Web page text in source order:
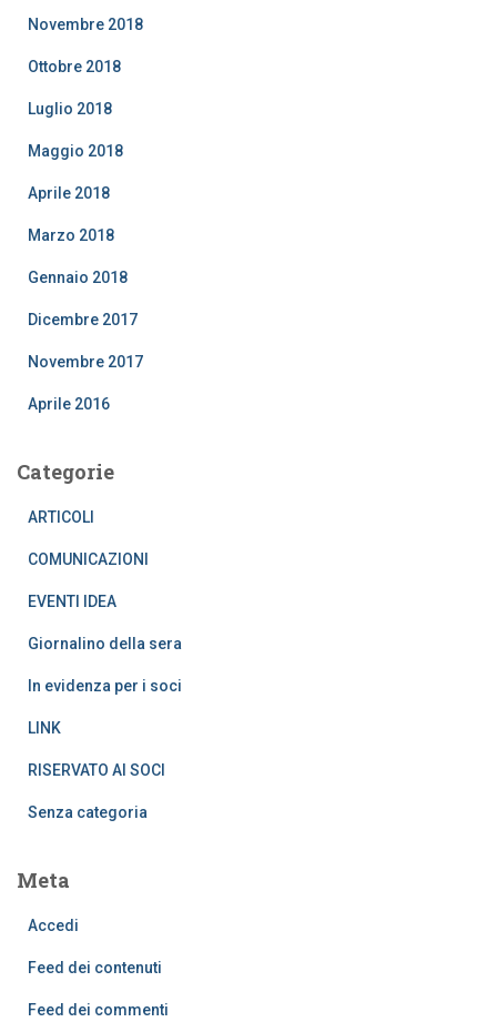
Novembre 2018
Ottobre 2018
Luglio 2018
Maggio 2018
Aprile 2018
Marzo 2018
Gennaio 2018
Dicembre 2017
Novembre 2017
Aprile 2016
Categorie
ARTICOLI
COMUNICAZIONI
EVENTI IDEA
Giornalino della sera
In evidenza per i soci
LINK
RISERVATO AI SOCI
Senza categoria
Meta
Accedi
Feed dei contenuti
Feed dei commenti